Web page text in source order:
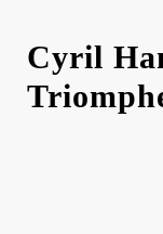
Cyril